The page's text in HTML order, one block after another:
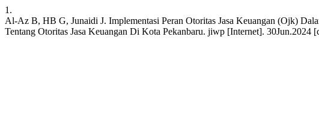
1.
Al-Az B, HB G, Junaidi J. Implementasi Peran Otoritas Jasa Keuangan (Ojk)
Tentang Otoritas Jasa Keuangan Di Kota Pekanbaru. jiwp [Internet].